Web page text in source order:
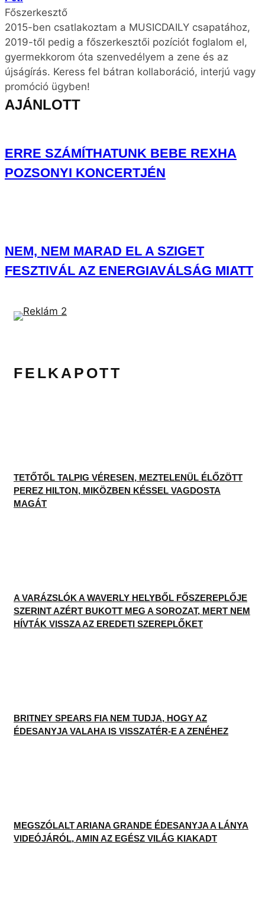
Főszerkesztő
2015-ben csatlakoztam a MUSICDAILY csapatához,
2019-től pedig a főszerkesztői pozíciót foglalom el,
gyermekkorom óta szenvedélyem a zene és az
újságírás. Keress fel bátran kollaboráció, interjú vagy
promóció ügyben!
AJÁNLOTT
ERRE SZÁMÍTHATUNK BEBE REXHA
POZSONYI KONCERTJÉN
NEM, NEM MARAD EL A SZIGET
FESZTIVÁL AZ ENERGIAVÁLSÁG MIATT
FELKAPOTT
TETŐTŐL TALPIG VÉRESEN, MEZTELENÜL ÉLŐZÖTT
PEREZ HILTON, MIKÖZBEN KÉSSEL VAGDOSTA
MAGÁT
A VARÁZSLÓK A WAVERLY HELYBŐL FŐSZEREPLŐJE
SZERINT AZÉRT BUKOTT MEG A SOROZAT, MERT NEM
HÍVTÁK VISSZA AZ EREDETI SZEREPLŐKET
BRITNEY SPEARS FIA NEM TUDJA, HOGY AZ
ÉDESANYJA VALAHA IS VISSZATÉR-E A ZENÉHEZ
MEGSZÓLALT ARIANA GRANDE ÉDESANYJA A LÁNYA
VIDEÓJÁRÓL, AMIN AZ EGÉSZ VILÁG KIAKADT